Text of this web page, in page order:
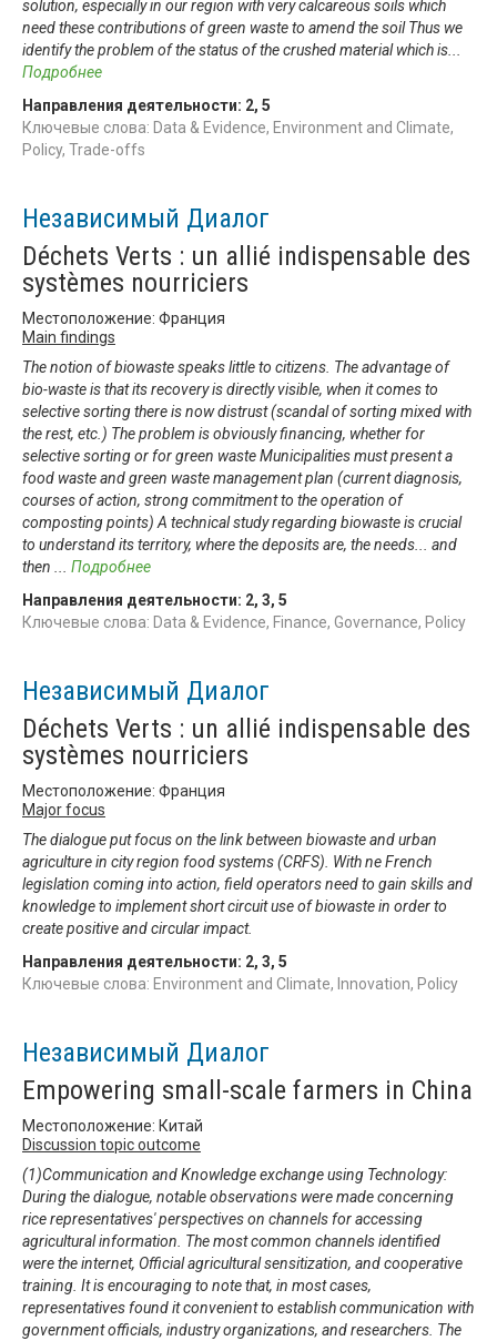
solution, especially in our region with very calcareous soils which
need these contributions of green waste to amend the soil Thus we
identify the problem of the status of the crushed material which is
Подробнее
Направления деятельности: 2, 5
Ключевые слова: Data & Evidence, Environment and Climate,
Policy, Trade-offs
Независимый Диалог
Déchets Verts : un allié indispensable des
systèmes nourriciers
Местоположение: Франция
Main findings
The notion of biowaste speaks little to citizens. The advantage of
bio-waste is that its recovery is directly visible, when it comes to
selective sorting there is now distrust (scandal of sorting mixed with
the rest, etc.) The problem is obviously financing, whether for
selective sorting or for green waste Municipalities must present a
food waste and green waste management plan (current diagnosis,
courses of action, strong commitment to the operation of
composting points) A technical study regarding biowaste is crucial
to understand its territory, where the deposits are, the needs... and
then
Подробнее
Направления деятельности: 2, 3, 5
Ключевые слова: Data & Evidence, Finance, Governance, Policy
Независимый Диалог
Déchets Verts : un allié indispensable des
systèmes nourriciers
Местоположение: Франция
Major focus
The dialogue put focus on the link between biowaste and urban
agriculture in city region food systems (CRFS). With ne French
legislation coming into action, field operators need to gain skills and
knowledge to implement short circuit use of biowaste in order to
create positive and circular impact.
Направления деятельности: 2, 3, 5
Ключевые слова: Environment and Climate, Innovation, Policy
Независимый Диалог
Empowering small-scale farmers in China
Местоположение: Китай
Discussion topic outcome
(1)Communication and Knowledge exchange using Technology:
During the dialogue, notable observations were made concerning
rice representatives' perspectives on channels for accessing
agricultural information. The most common channels identified
were the internet, Official agricultural sensitization, and cooperative
training. It is encouraging to note that, in most cases,
representatives found it convenient to establish communication with
government officials, industry organizations, and researchers. The